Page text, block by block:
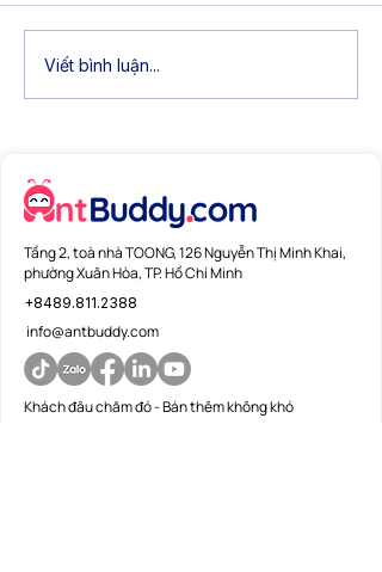
[Cập nhật] Tổng hợp
tính năng mới tháng
Viết bình luận...
Tầng 2, toà nhà TOONG, 126 Nguyễn Thị Minh Khai,
phường Xuân Hòa, TP. Hồ Chí Minh
+8489.811.2388
info@antbuddy.com
Khách đâu chăm đó - Bán thêm không khó